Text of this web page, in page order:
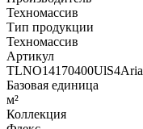
Техномассив
Тип продукции
Техномассив
Артикул
TLNO14170400UlS4Aria
Базовая единица
м²
Коллекция